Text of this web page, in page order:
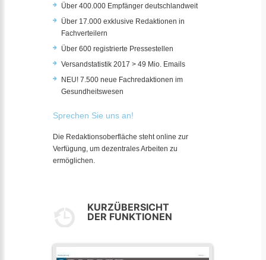
Über 400.000 Empfänger deutschlandweit
Über 17.000 exklusive Redaktionen in
Fachverteilern
Über 600 registrierte Pressestellen
Versandstatistik 2017 > 49 Mio. Emails
NEU! 7.500 neue Fachredaktionen im
Gesundheitswesen
Sprechen Sie uns an!
Die Redaktionsoberfläche steht online zur
Verfügung, um dezentrales Arbeiten zu
ermöglichen.
KURZÜBERSICHT
DER FUNKTIONEN